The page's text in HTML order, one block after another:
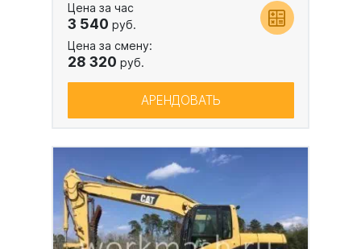
Цена за час
3 540 руб.
Цена за смену:
28 320 руб.
АРЕНДОВАТЬ